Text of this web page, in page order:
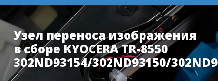
Узел переноса изображения
в сборе KYOCERA TR-8550
302ND93154/302ND93150/